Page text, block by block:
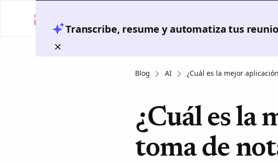
Transcribe, resume y automatiza tus
Blog AI ¿Cuál es la mejor
¿Cuál es la
toma de